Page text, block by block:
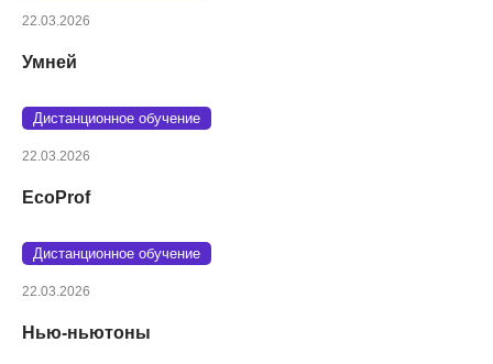
22.03.2026
Умней
Дистанционное обучение
22.03.2026
EcoProf
Дистанционное обучение
22.03.2026
Нью-ньютоны